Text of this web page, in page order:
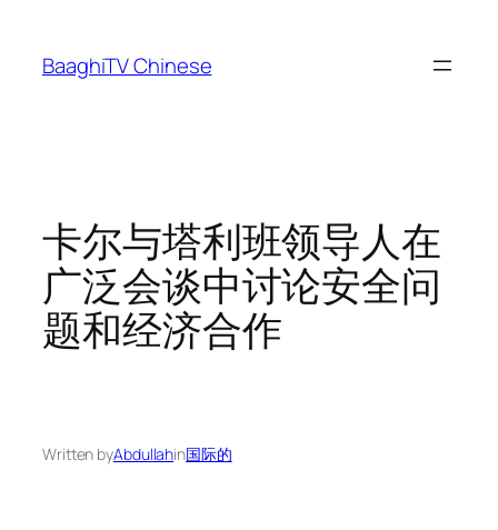
content
BaaghiTV Chinese
卡尔与塔利班领导人在
广泛会谈中讨论安全问
题和经济合作
Written byAbdullahin国际的